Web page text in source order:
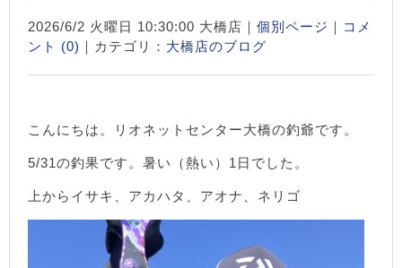
2026/6/2 火曜日 10:30:00 大橋店｜ 個別ページ ｜ コメ
ント (0) ｜カテゴリ： 大橋店のブログ
こんにちは。リオネットセンター大橋の釣爺です。
5/31の釣果です。暑い（熱い）1日でした。
上からイサキ、アカハタ、アオナ、ネリゴ